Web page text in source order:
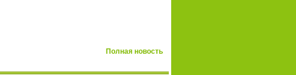
Полная новость